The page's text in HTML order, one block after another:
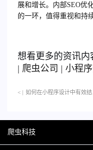
展和增长。内部SEO优
的一环，值得重视和持
想看更多的资讯内
| 爬虫公司 | 小程
< |
爬虫科技